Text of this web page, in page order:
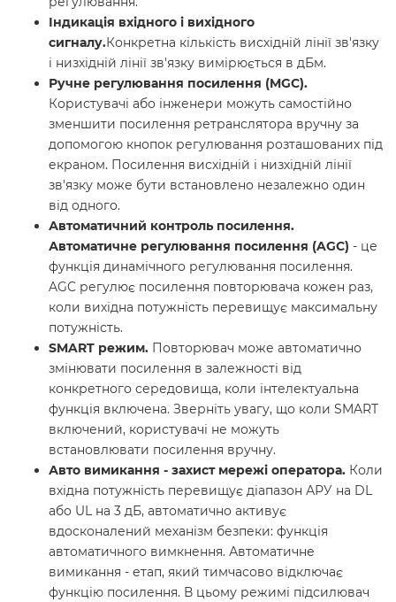
Індикація вхідного і вихідного
сигналу.Конкретна кількість висхідній лінії зв'язку
і низхідній лінії зв'язку вимірюється в дБм.
Ручне регулювання посилення (MGC).
Користувачі або інженери можуть самостійно
зменшити посилення ретранслятора вручну за
допомогою кнопок регулювання розташованих під
екраном. Посилення висхідній і низхідній лінії
зв'язку може бути встановлено незалежно один
від одного.
Автоматичний контроль посилення.
Автоматичне регулювання посилення (AGC) - це
функція динамічного регулювання посилення.
AGC регулює посилення повторювача кожен раз,
коли вихідна потужність перевищує максимальну
потужність.
SMART режим. Повторювач може автоматично
змінювати посилення в залежності від
конкретного середовища, коли інтелектуальна
функція включена. Зверніть увагу, що коли SMART
включений, користувачі не можуть
встановлювати посилення вручну.
Авто вимикання - захист мережі оператора. Коли
вхідна потужність перевищує діапазон АРУ на DL
або UL на 3 дБ, автоматично активує
вдосконалений механізм безпеки: функція
автоматичного вимкнення. Автоматичне
вимикання - етап, який тимчасово відключає
функцію посилення. В цьому режимі підсилювач